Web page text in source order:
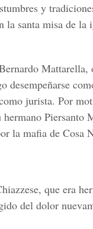
y
santa misa de la
Mattarella,
desempeñarse
jurista. Por
Piersanto
la mafia de Cosa
que era
del dolor